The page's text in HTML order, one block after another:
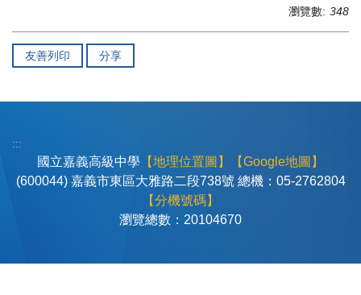
瀏覽數: 348
友善列印 分享
:::
國立嘉義高級中學 【地理位置圖】
【Google地圖】
(600044) 嘉義市東區大雅路二段738號 總機：05-2762804
【分機號碼】
瀏覽總數： 20104670